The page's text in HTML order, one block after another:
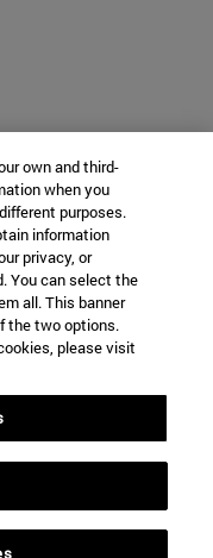
own and third-
when you
purposes.
information
privacy, or
You can select the
all. This banner
the two options.
please visit